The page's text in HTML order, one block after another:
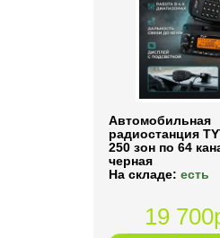
Автомобильная
радиостанция
250 зон по 64
черная
На складе: есть
19